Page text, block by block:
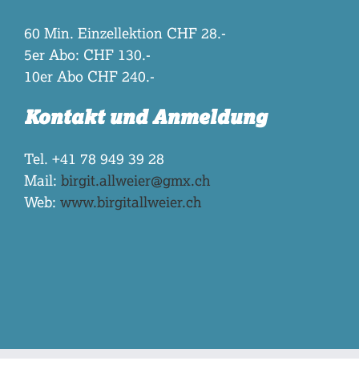
60 Min. Einzellektion CHF 28.-
5er Abo: CHF 130.-
10er Abo CHF 240.-
Kontakt und Anmeldung
Tel. +41 78 949 39 28
Mail: birgit.allweier@gmx.ch
Web: www.birgitallweier.ch